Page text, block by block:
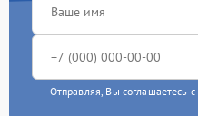
Отправляя, Вы соглашаетесь с